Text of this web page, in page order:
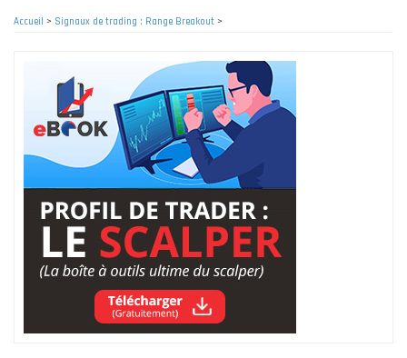
Accueil > Signaux de trading : Range Breakout >